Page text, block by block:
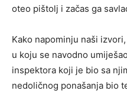
oteo pištolj i začas ga
Kako napominju naši
u koju se navodno
inspektora koji je bio sa
nedoličnog ponašanja bio